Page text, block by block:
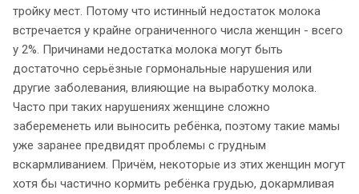
тройку мест. Потому что истинный недостаток молока
встречается у крайне ограниченного числа женщин - всего
у 2%. Причинами недостатка молока могут быть
достаточно серьёзные гормональные нарушения или
другие заболевания, влияющие на выработку молока.
Часто при таких нарушениях женщине сложно
забеременеть или выносить ребёнка, поэтому такие мамы
уже заранее предвидят проблемы с грудным
вскармливанием. Причём, некоторые из этих женщин могут
хотя бы частично кормить ребёнка грудью, докармливая